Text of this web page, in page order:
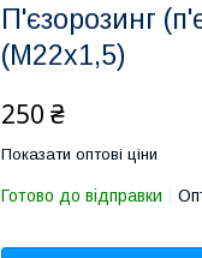
П'єзорозинг
(М22х1,5)
250 ₴
Показати оптові ціни
Готово до відправки